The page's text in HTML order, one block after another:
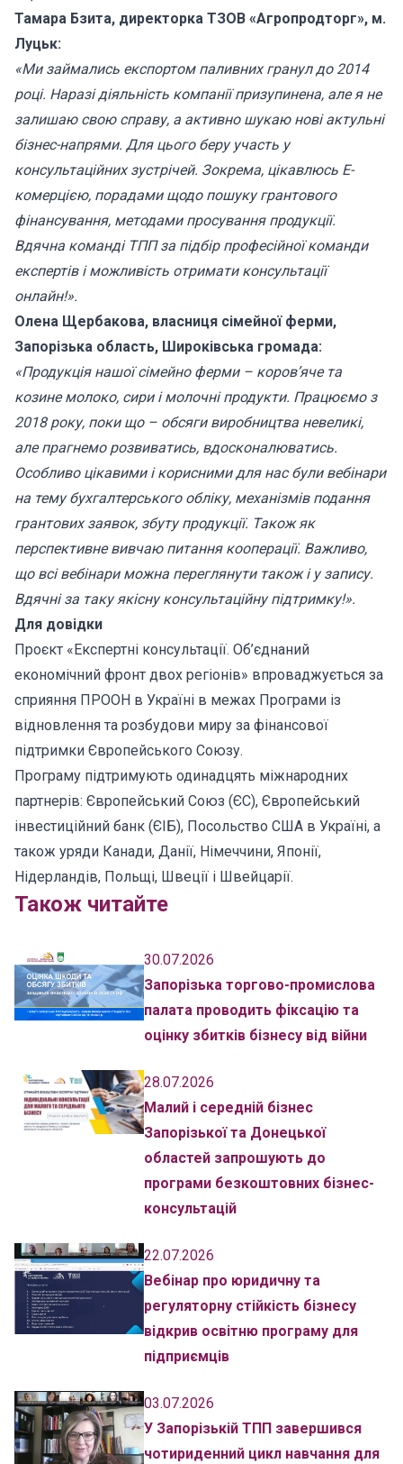
Тамара Бзита, директорка ТЗОВ «Агропродторг», м.
Луцьк:
«Ми займались експортом паливних гранул до 2014
році. Наразі діяльність компанії призупинена, але я не
залишаю свою справу, а активно шукаю нові актульні
бізнес-напрями. Для цього беру участь у
консультаційних зустрічей. Зокрема, цікавлюсь Е-
комерцією, порадами щодо пошуку грантового
фінансування, методами просування продукції.
Вдячна команді ТПП за підбір професійної команди
експертів і можливість отримати консультації
онлайн!».
Олена Щербакова, власниця сімейної ферми,
Запорізька область, Широківська громада:
«Продукція нашої сімейно ферми – коров’яче та
козине молоко, сири і молочні продукти. Працюємо з
2018 року, поки що – обсяги виробництва невеликі,
але прагнемо розвиватись, вдосконалюватись.
Особливо цікавими і корисними для нас були вебінари
на тему бухгалтерського обліку, механізмів подання
грантових заявок, збуту продукції. Також як
перспективне вивчаю питання кооперації. Важливо,
що всі вебінари можна переглянути також і у запису.
Вдячні за таку якісну консультаційну підтримку!».
Для довідки
Проєкт «Експертні консультації. Об’єднаний
економічний фронт двох регіонів» впроваджується за
сприяння ПРООН в Україні в межах Програми із
відновлення та розбудови миру за фінансової
підтримки Європейського Союзу.
Програму підтримують одинадцять міжнародних
партнерів: Європейський Союз (ЄС), Європейський
інвестиційний банк (ЄІБ), Посольство США в Україні, а
також уряди Канади, Данії, Німеччини, Японії,
Нідерландів, Польщі, Швеції і Швейцарії.
Також читайте
30.07.2026
Запорізька торгово-промислова
палата проводить фіксацію та
оцінку збитків бізнесу від війни
28.07.2026
Малий і середній бізнес
Запорізької та Донецької
областей запрошують до
програми безкоштовних бізнес-
консультацій
22.07.2026
Вебінар про юридичну та
регуляторну стійкість бізнесу
відкрив освітню програму для
підприємців
03.07.2026
У Запорізькій ТПП завершився
чотириденний цикл навчання для